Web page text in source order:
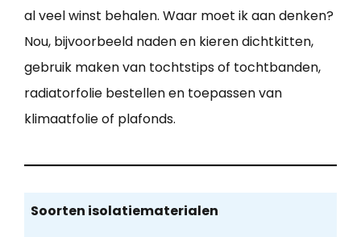
al veel winst behalen. Waar moet ik aan denken?
Nou, bijvoorbeeld naden en kieren dichtkitten,
gebruik maken van tochtstips of tochtbanden,
radiatorfolie bestellen en toepassen van
klimaatfolie of plafonds.
Soorten isolatiematerialen